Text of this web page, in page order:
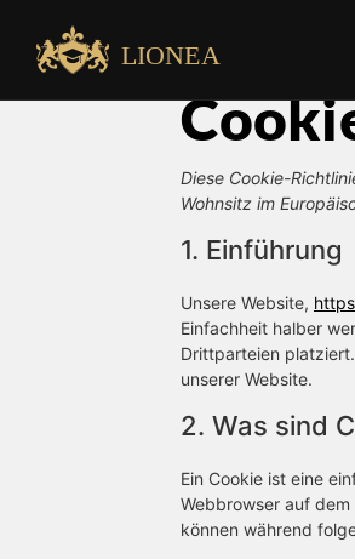
springen
LIONEA
Diese Cookie-
Wohnsitz im
1. Einführung
Unsere Website,
Einfachheit halber
Drittparteien
unserer Website.
2. Was sind
Ein Cookie ist eine
Webbrowser auf
können während